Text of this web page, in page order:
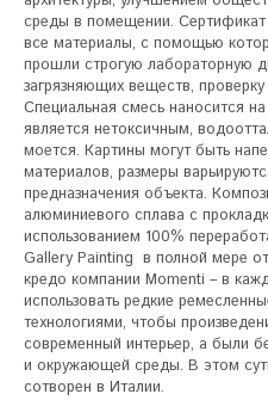
среды в помещении. Сертификат
все материалы, с помощью
прошли строгую лабораторную
загрязняющих веществ,
Специальная смесь наносится
является нетоксичным,
моется. Картины могут быть
материалов, размеры
предназначения объекта.
алюминиевого сплава с
использованием 100%
Gallery Painting  в полной мере
кредо компании Momenti – в
использовать редкие
технологиями, чтобы
современный интерьер, а были
и окружающей среды. В этом
сотворен в Италии.